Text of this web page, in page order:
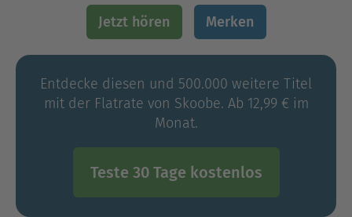
Jetzt hören Merken
Entdecke diesen und 500.000 weitere Titel
mit der Flatrate von Skoobe. Ab 12,99 € im
Monat.
Teste 30 Tage kostenlos